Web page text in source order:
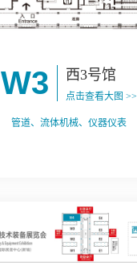
W3 西3号馆
点击查看大图 >>
管道、流体机械、仪器仪表